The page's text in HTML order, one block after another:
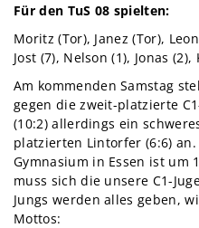
Für den TuS 08 spielten:
Moritz (Tor), Janez (Tor),
Jost (7), Nelson (1), Jonas
Am kommenden Samstag
gegen die zweit-platzierte
(10:2) allerdings ein
platzierten Lintorfer (6:6)
Gymnasium in Essen ist um
muss sich die unsere C1-
Jungs werden alles geben,
Mottos: